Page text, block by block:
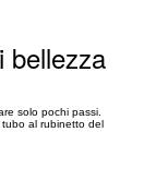
bellezza
solo pochi passi.
al rubinetto del